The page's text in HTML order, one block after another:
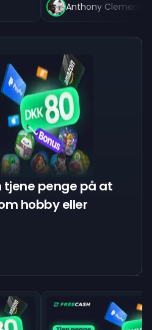
Anthony Clement
tjene penge på at
hobby eller